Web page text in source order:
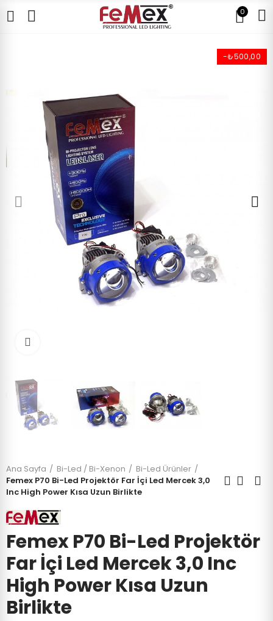
0
-₺500,00
Ana Sayfa Bi-Led / Bi-Xenon
Bi-Led Ürünler
Femex P70 Bi-Led Projektör Far İçi Led Mercek 3,0
Inc High Power Kısa Uzun Birlikte
Femex P70 Bi-Led Projektör
Far İçi Led Mercek 3,0 Inc
High Power Kısa Uzun
Birlikte